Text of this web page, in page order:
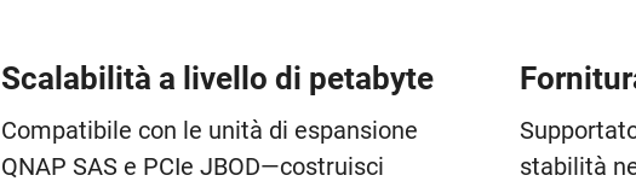
Scalabilità a livello di petabyte
Compatibile con le unità di espansione
QNAP SAS e PCIe JBOD—costruisci
stabilità